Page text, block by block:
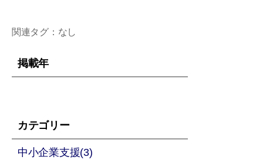
関連タグ：なし
掲載年
カテゴリー
中小企業支援(3)